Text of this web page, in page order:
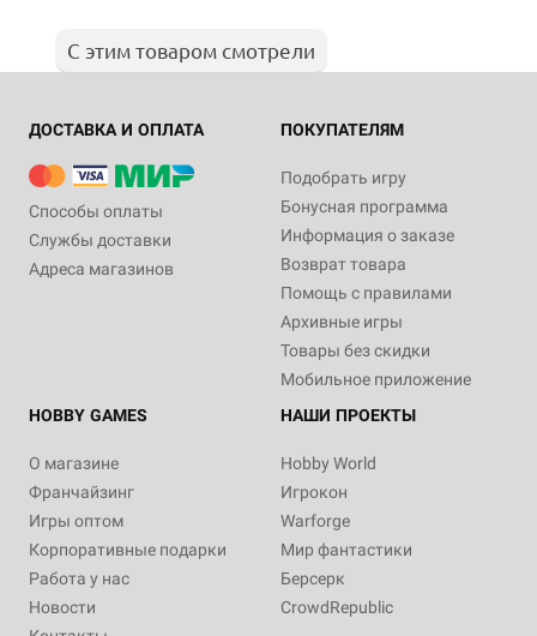
С этим товаром смотрели
ДОСТАВКА И ОПЛАТА
Способы оплаты
Службы доставки
Адреса магазинов
ПОКУПАТЕЛЯМ
Подобрать игру
Бонусная программа
Информация о заказе
Возврат товара
Помощь с правилами
Архивные игры
Товары без скидки
Мобильное приложение
HOBBY GAMES
О магазине
Франчайзинг
Игры оптом
Корпоративные подарки
Работа у нас
Новости
НАШИ ПРОЕКТЫ
Hobby World
Игрокон
Warforge
Мир фантастики
Берсерк
CrowdRepublic